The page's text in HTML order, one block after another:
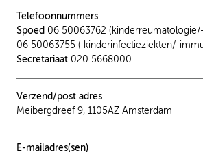
Telefoonnummers
Spoed 06 50063762
06 50063755 ( kinderinfectieziekten/-
Secretariaat 020 5668000
Verzend/post adres
Meibergdreef 9, 1105AZ Amsterdam
E-mailadres(sen)